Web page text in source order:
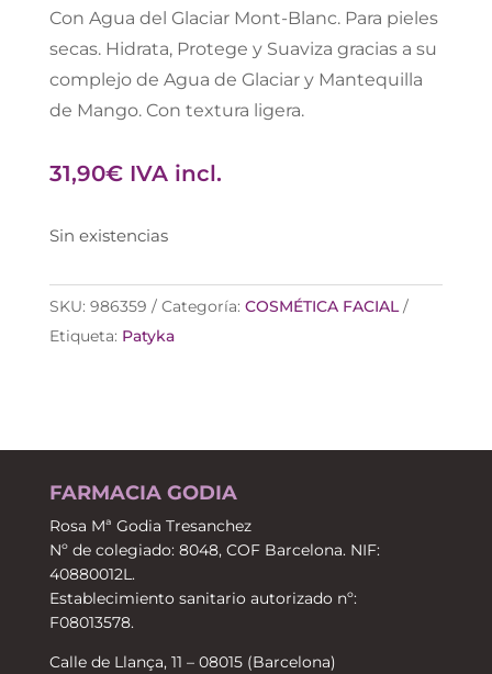
Con Agua del Glaciar Mont-Blanc. Para pieles
secas. Hidrata, Protege y Suaviza gracias a su
complejo de Agua de Glaciar y Mantequilla
de Mango. Con textura ligera.
31,90€ IVA incl.
Sin existencias
SKU: 986359 Categoría: COSMÉTICA FACIAL
Etiqueta: Patyka
FARMACIA GODIA
Rosa Mª Godia Tresanchez
Nº de colegiado: 8048, COF Barcelona. NIF:
40880012L.
Establecimiento sanitario autorizado nº:
F08013578.
Calle de Llança, 11 – 08015 (Barcelona)